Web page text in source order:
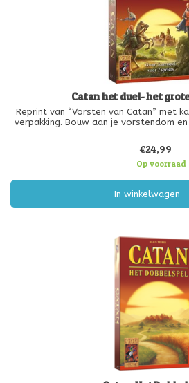
Catan het duel- het
Reprint van “Vorsten van Catan” met
verpakking. Bouw aan je vorstendom
maakt je€24,99
Op voorraad
In winkelwagen